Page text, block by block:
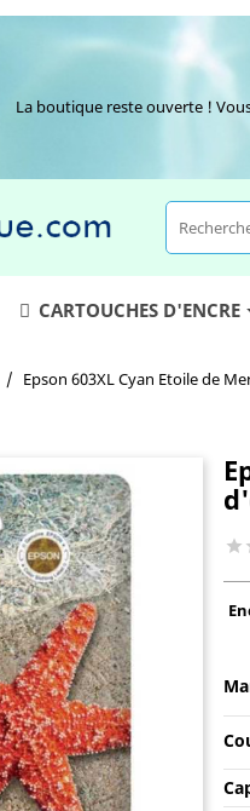
La boutique reste ouverte !
CARTOUCHES D'ENCRE
Epson 603XL Cyan Etoile de
